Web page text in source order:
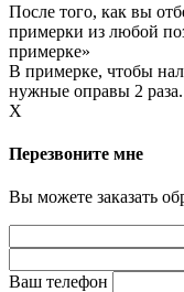
После того, как вы
примерки из любой
примерке»
В примерке, чтобы
нужные оправы 2 раза.
X
Перезвоните мне
Вы можете заказать
Ваш телефон